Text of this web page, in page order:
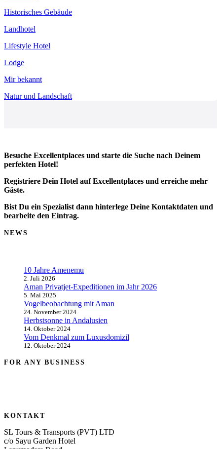
Historisches Gebäude
Landhotel
Lifestyle Hotel
Lodge
Mir bekannt
Natur und Landschaft
Besuche Excellentplaces und starte die Suche nach Deinem
perfekten Hotel!
Registriere Dein Hotel auf Excellentplaces und erreiche mehr
Gäste.
Bist Du ein Spezialist dann hinterlege Deine Kontaktdaten und
bearbeite den Eintrag.
NEWS
10 Jahre Amenemu
2. Juli 2026
Aman Privatjet-Expeditionen im Jahr 2026
5. Mai 2025
Vogelbeobachtung mit Aman
24. November 2024
Herbstsonne in Andalusien
14. Oktober 2024
Vom Denkmal zum Luxusdomizil
12. Oktober 2024
FOR ANY BUSINESS
KONTAKT
SL Tours & Transports (PVT) LTD
c/o Sayu Garden Hotel